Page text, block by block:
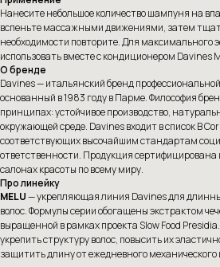
Нанесите небольшое количество шампуня на
вспеньте массажными движениями, затем
необходимости повторите. Для максимального
использовать вместе с кондиционером Davines
О бренде
Davines — итальянский бренд
основанный в 1983 году в Парме. Философия
принципах: устойчивое производство,
окружающей среде. Davines входит в список B
соответствующих высочайшим стандартам
ответственности. Продукция сертифицирована
салонах красоты по всему миру.
Про линейку
MELU— укрепляющая линия Davines для
волос. Формулы серии обогащены экстрактом
выращенной в рамках проекта Slow Food
укрепить структуру волос, повысить их
защитить длину от ежедневного механического